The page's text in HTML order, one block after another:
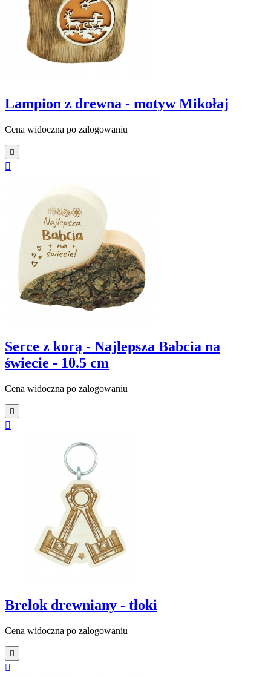
Lampion z drewna - motyw Mikołaj
Cena widoczna po zalogowaniu


Serce z korą - Najlepsza Babcia na
świecie - 10.5 cm
Cena widoczna po zalogowaniu


Brelok drewniany - tłoki
Cena widoczna po zalogowaniu

